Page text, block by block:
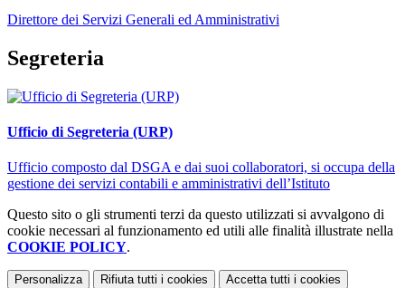
Direttore dei Servizi Generali ed Amministrativi
Segreteria
Ufficio di Segreteria (URP)
Ufficio composto dal DSGA e dai suoi collaboratori, si occupa della
gestione dei servizi contabili e amministrativi dell’Istituto
Questo sito o gli strumenti terzi da questo utilizzati si avvalgono di
cookie necessari al funzionamento ed utili alle finalità illustrate nella
COOKIE POLICY.
Personalizza Rifiuta tutti i cookies Accetta tutti i cookies